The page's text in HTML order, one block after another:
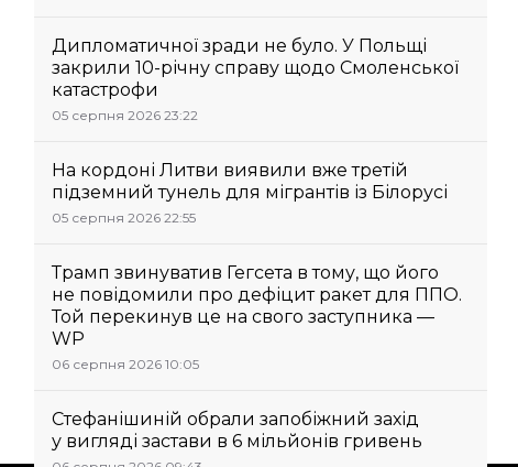
Дипломатичної зради не було. У Польщі
закрили 10-річну справу щодо Смоленської
катастрофи
05 серпня 2026 23:22
На кордоні Литви виявили вже третій
підземний тунель для мігрантів із Білорусі
05 серпня 2026 22:55
Трамп звинуватив Гегсета в тому, що його
не повідомили про дефіцит ракет для ППО.
Той перекинув це на свого заступника —
WP
06 серпня 2026 10:05
Стефанішиній обрали запобіжний захід
у вигляді застави в 6 мільйонів гривень